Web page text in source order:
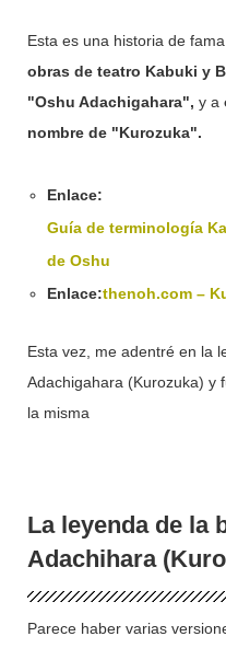
Esta es una historia de
obras de teatro Kabuki y
"Oshu Adachigahara", y a
nombre de "Kurozuka".
Enlace:
Guía de terminología
de Oshu
Enlace:thenoh.com –
Esta vez, me adentré en la
Adachigahara (Kurozuka) y
la misma
La leyenda de la
Adachihara
Parece haber varias